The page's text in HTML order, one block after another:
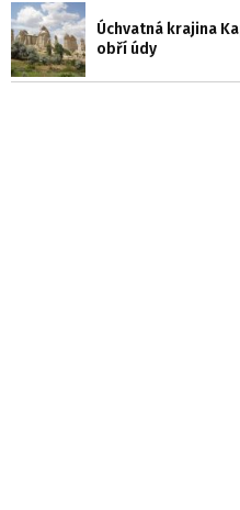
Úchvatná krajina
obří údy